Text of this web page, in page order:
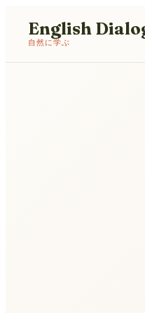
English
自然に学ぶ